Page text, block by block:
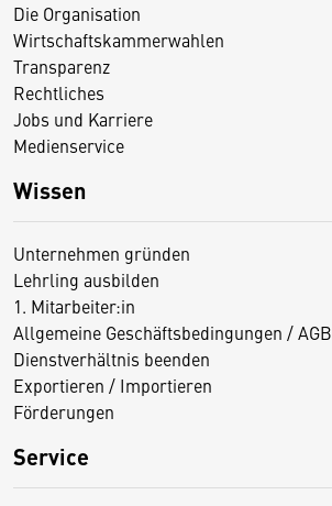
Die Organisation
Wirtschaftskammerwahlen
Transparenz
Rechtliches
Jobs und Karriere
Medienservice
Wissen
Unternehmen gründen
Lehrling ausbilden
1. Mitarbeiter:in
Allgemeine Geschäftsbedingungen / AGB
Dienstverhältnis beenden
Exportieren / Importieren
Förderungen
Service